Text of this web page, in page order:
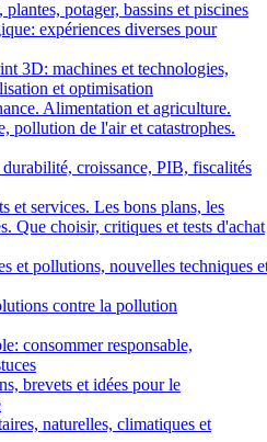
plantes, potager, bassins et piscines
expériences diverses pour
3D: machines et technologies,
et optimisation
Alimentation et agriculture.
pollution de l'air et catastrophes.
croissance, PIB, fiscalités
et services. Les bons plans, les
Que choisir, critiques et tests d'achat
et pollutions, nouvelles techniques
contre la pollution
consommer responsable,
brevets et idées pour le
naturelles, climatiques et